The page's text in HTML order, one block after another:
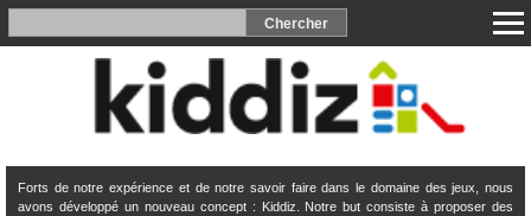
Forts de notre expérience et de notre savoir faire dans le domaine des jeux, nous
avons développé un nouveau concept : Kiddiz. Notre but consiste à proposer des